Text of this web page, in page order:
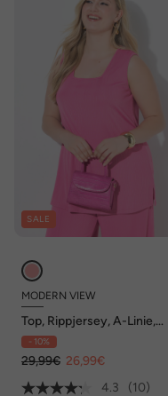
SALE
MODERN VIEW
Top, Rippjersey, A-Linie,
Caree-Ausschnitt, ärmellos
- 10%
29,99€ 26,99€
4.3
(10)